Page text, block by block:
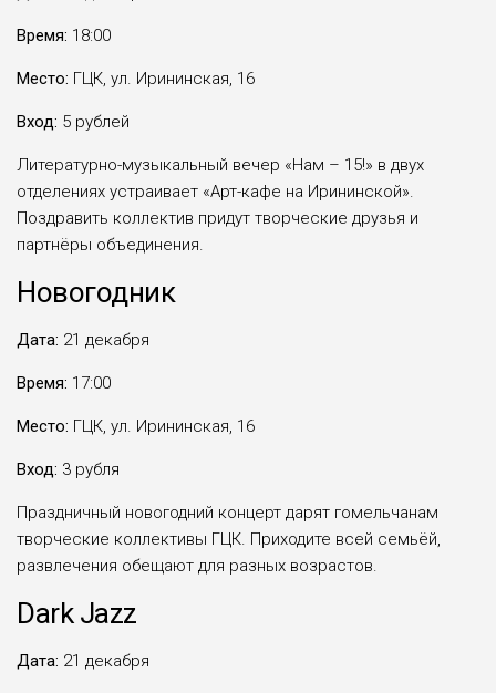
Время: 18:00
Место: ГЦК, ул. Ирининская, 16
Вход: 5 рублей
Литературно-музыкальный вечер «Нам – 15!» в двух
отделениях устраивает «Арт-кафе на Ирининской».
Поздравить коллектив придут творческие друзья и
партнёры объединения.
Новогодник
Дата: 21 декабря
Время: 17:00
Место: ГЦК, ул. Ирининская, 16
Вход: 3 рубля
Праздничный новогодний концерт дарят гомельчанам
творческие коллективы ГЦК. Приходите всей семьёй,
развлечения обещают для разных возрастов.
Dark Jazz
Дата: 21 декабря